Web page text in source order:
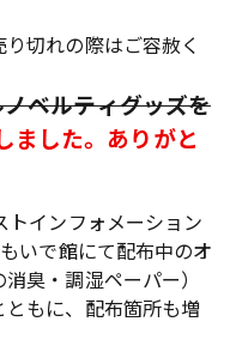
切れの際はご容赦く
ベルティグッズを
ました。ありがと
トインフォメーション
いで館にて配布中のオ
臭・調湿ペーパー）
もに、配布箇所も増